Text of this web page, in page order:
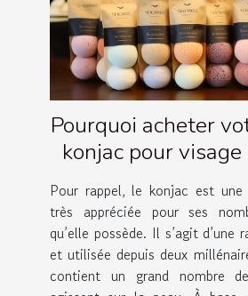
Pourquoi acheter
konjac pour
Amalthée ?
Pour rappel, le konjac est une
très appréciée pour ses
qu’elle possède. Il s’agit d’une
et utilisée depuis deux
contient un grand nombre